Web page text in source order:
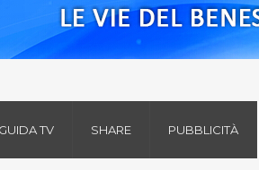
GUIDA TV SHARE PUBBLICITÀ